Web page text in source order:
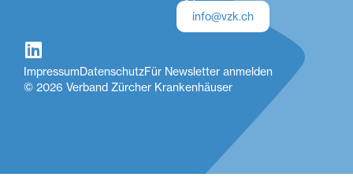
info@vzk.ch
© 2026 Verband Zürcher Krankenhäuser
ImpressumDatenschutzFür Newsletter anmelden